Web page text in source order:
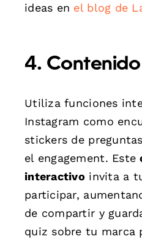
ideas en el blog de
4.
Utiliza funciones
Instagram como
stickers de
el engagement. Este
interactivoinvita a
participar,
de compartir y
quiz sobre tu marca